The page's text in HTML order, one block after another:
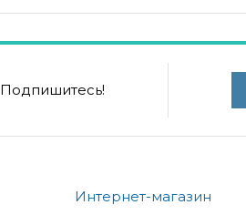
Подпишитесь!
Интернет-магазин